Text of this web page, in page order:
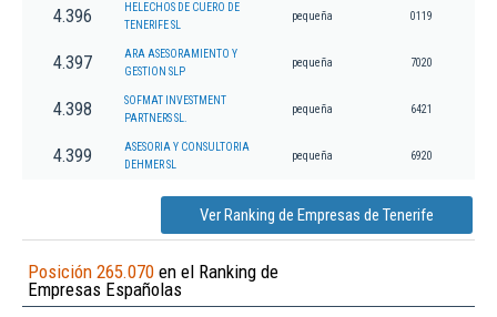
4.396
HELECHOS DE CUERO DE
TENERIFE SL
pequeña 0119
4.397
ARA ASESORAMIENTO Y
GESTION SLP
pequeña 7020
4.398
SOFMAT INVESTMENT
PARTNERS SL.
pequeña 6421
4.399
ASESORIA Y CONSULTORIA
DEHMER SL
pequeña 6920
Ver Ranking de Empresas de Tenerife
Posición 265.070 en el Ranking de
Empresas Españolas